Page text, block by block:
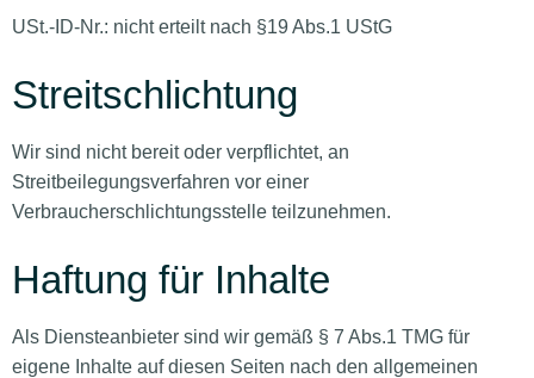
USt.-ID-Nr.: nicht erteilt nach §19 Abs.1 UStG
Streitschlichtung
Wir sind nicht bereit oder verpflichtet, an
Streitbeilegungsverfahren vor einer
Verbraucherschlichtungsstelle teilzunehmen.
Haftung für Inhalte
Als Diensteanbieter sind wir gemäß § 7 Abs.1 TMG für
eigene Inhalte auf diesen Seiten nach den allgemeinen